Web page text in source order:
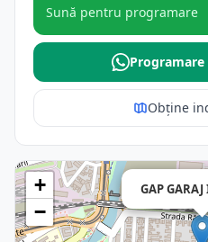
Sună pentru programare
Obține
GAP GARAJ
+
−